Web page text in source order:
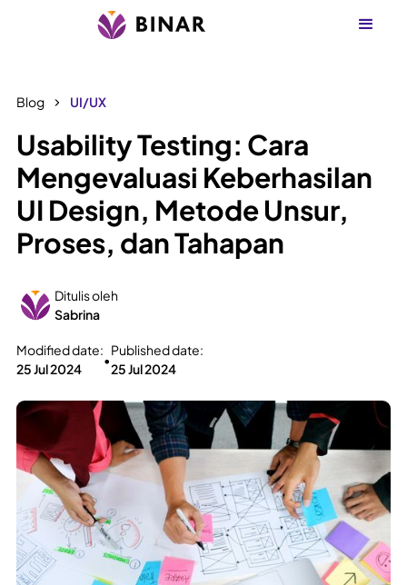
Blog UI/UX
Usability Testing: Cara
Mengevaluasi Keberhasilan
UI Design, Metode Unsur,
Proses, dan Tahapan
Ditulis oleh
Sabrina
Modified date:
25 Jul 2024
•
Published date:
25 Jul 2024